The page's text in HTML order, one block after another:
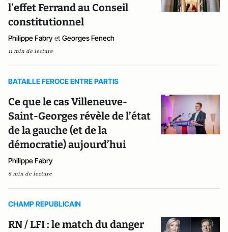
l’effet Ferrand au Conseil
constitutionnel
Philippe Fabry et Georges Fenech
11 min de lecture
BATAILLE FEROCE ENTRE PARTIS
Ce que le cas Villeneuve-
Saint-Georges révèle de l’état
de la gauche (et de la
démocratie) aujourd’hui
Philippe Fabry
6 min de lecture
CHAMP REPUBLICAIN
RN / LFI : le match du danger